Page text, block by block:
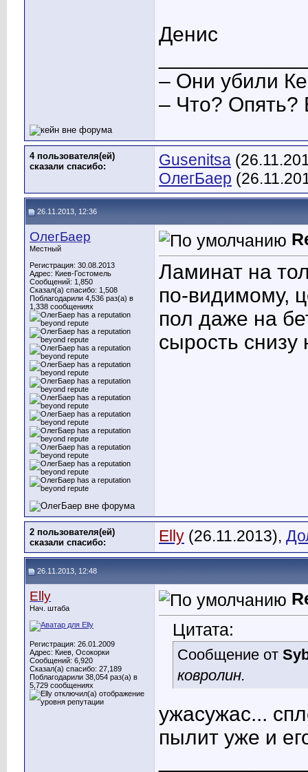
Денис
– Они убили
– Что? Опять?
4 пользователя(ей)
сказали cпасибо:
Gusenitsa
ОлегБаер
26.11.2013, 12:36
ОлегБаер
Местный
Регистрация: 30.08.2013
Адрес: Киев-Гостомель
Сообщений: 1,850
Сказал(а) спасибо: 1,508
Поблагодарили 4,536 раз(а) в
1,338 сообщениях
Ламинат на
по-видимому,
пол даже на
сырость снизу
2 пользователя(ей)
сказали cпасибо:
Elly (26.11.2013),
26.11.2013, 12:48
Elly
Нач. штаба
Регистрация: 26.01.2009
Адрес: Киев, Осокорки
Сообщений: 6,920
Сказал(а) спасибо: 27,189
Поблагодарили 38,054 раз(а) в
5,729 сообщениях
Цитата:
Сообщение от
ковролин.
ужасужас...
пылит уже и